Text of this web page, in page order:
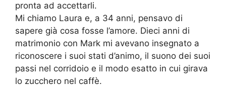
pronta ad accettarli.
Mi chiamo Laura e, a 34 anni, pensavo di
sapere già cosa fosse l’amore. Dieci anni di
matrimonio con Mark mi avevano insegnato a
riconoscere i suoi stati d’animo, il suono dei suoi
passi nel corridoio e il modo esatto in cui girava
lo zucchero nel caffè.